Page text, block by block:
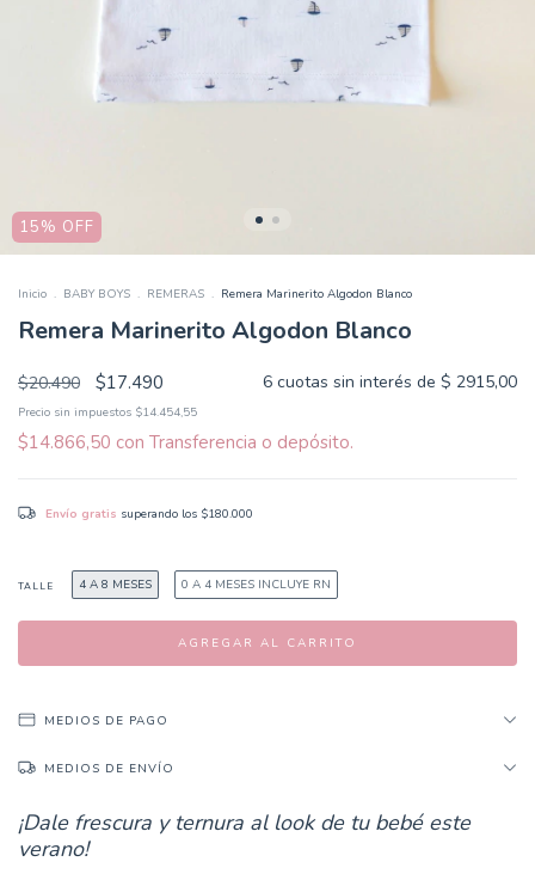
15% OFF
Inicio . BABY BOYS . REMERAS . Remera Marinerito Algodon Blanco
Remera Marinerito Algodon Blanco
$20.490 $17.490 6 cuotas sin interés de $ 2915,00
Precio sin impuestos $14.454,55
$14.866,50 con Transferencia o depósito.
Envío gratis superando los $180.000
TALLE 4 A 8 MESES 0 A 4 MESES INCLUYE RN
MEDIOS DE PAGO
MEDIOS DE ENVÍO
¡Dale frescura y ternura al look de tu bebé este
verano!